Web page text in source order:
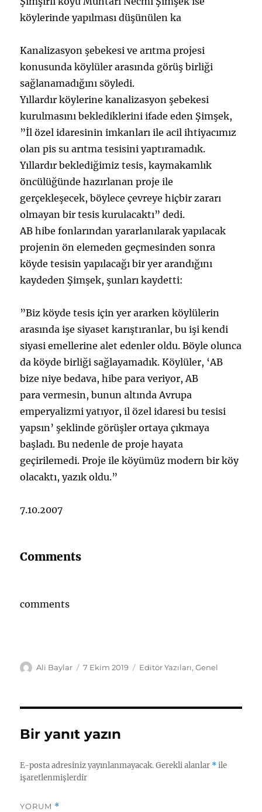
köylerinde yapılması düşünülen ka
Kanalizasyon şebekesi ve arıtma projesi
konusunda köylüler arasında görüş birliği
sağlanamadığını söyledi.
Yıllardır köylerine kanalizasyon şebekesi
kurulmasını beklediklerini ifade eden Şimşek,
”İl özel idaresinin imkanları ile acil ihtiyacımız
olan pis su arıtma tesisini yaptıramadık.
Yıllardır beklediğimiz tesis, kaymakamlık
öncülüğünde hazırlanan proje ile
gerçekleşecek, böylece çevreye hiçbir zararı
olmayan bir tesis kurulacaktı” dedi.
AB hibe fonlarından yararlanılarak yapılacak
projenin ön elemeden geçmesinden sonra
köyde tesisin yapılacağı bir yer arandığını
kaydeden Şimşek, şunları kaydetti:
”Biz köyde tesis için yer ararken köylülerin
arasında işe siyaset karıştıranlar, bu işi kendi
siyasi emellerine alet edenler oldu. Böyle olunca
da köyde birliği sağlayamadık. Köylüler, ‘AB
bize niye bedava, hibe para veriyor, AB
para vermesin, bunun altında Avrupa
emperyalizmi yatıyor, il özel idaresi bu tesisi
yapsın’ şeklinde görüşler ortaya çıkmaya
başladı. Bu nedenle de proje hayata
geçirilemedi. Proje ile köyümüz modern bir köy
olacaktı, yazık oldu.”
7.10.2007
Comments
comments
Yazar
Ali Baylar
Yayın
7 Ekim 2019 Kategoriler
Editör Yazıları,Genel
Bir yanıt yazın
E-posta adresiniz yayınlanmayacak. Gerekli alanlar *ile
işaretlenmişlerdir
YORUM *